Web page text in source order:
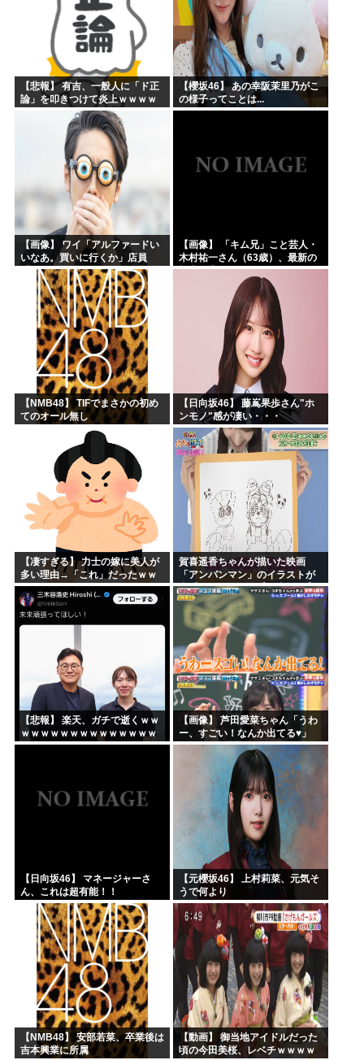
【悲報】 有吉、一般人に「ド正
論」を叩きつけて炎上ｗｗｗｗ
【櫻坂46】 あの幸阪茉里乃がこ
の様子ってことは...
【画像】 ワイ「アルファードい
いなあ。買いに行くか」店員
「ほいっ見積もりな！」ワイ
「金額おかしくね？」←お前ら
もそう思うよな？？？？？
【画像】 「キム兄」こと芸人・
木村祐一さん（63歳）、最新の
松本人志さんとのツーショット
が完全に別人だとネット騒然！
「マジで誰かわからん」...
【NMB48】 TIFでまさかの初め
てのオール無し
【日向坂46】 藤嶌果歩さん"ホ
ンモノ"感が凄い・・・
【凄すぎる】 力士の嫁に美人が
多い理由→「これ」だったｗｗ
ｗｗｗｗｗ
賀喜遥香ちゃんが描いた映画
「アンパンマン」のイラストが
上手すぎる！！！【乃木坂46】
【悲報】 楽天、ガチで逝くｗｗ
ｗｗｗｗｗｗｗｗｗｗｗｗｗｗ
ｗｗｗｗ
【画像】 芦田愛菜ちゃん「うわ
ー、すごい！なんか出てる♥」
【日向坂46】 マネージャーさ
ん、これは超有能！！
【元櫻坂46】 上村莉菜、元気そ
うで何より
【NMB48】 安部若菜、卒業後は
吉本興業に所属
【動画】 御当地アイドルだった
頃の今田美桜、レベチｗｗｗｗ